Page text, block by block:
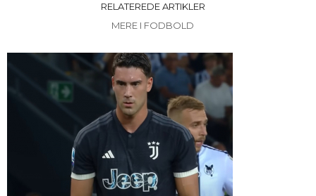
RELATEREDE ARTIKLER
MERE I FODBOLD